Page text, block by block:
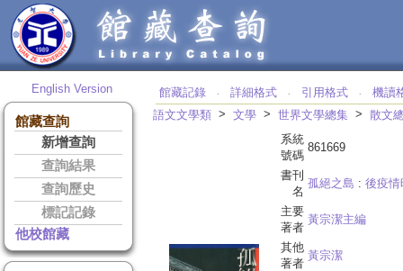
English Version
館藏查詢
新增查詢
查詢結果
查詢歷史
標記記錄
他校館藏
館藏記錄 ‧ 詳細格式 ‧ 引用格式 ‧
機讀
語文文學類 > 文學 > 世界文學總集 > 散文
系統
號碼
861669
書刊
名
孤絕之島 : 後疫情
主要
著者
黃宗潔主編
其他
著者
黃宗潔